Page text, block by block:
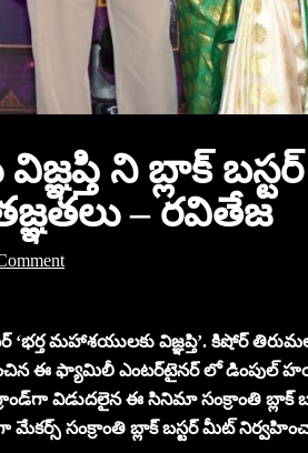
ని బ్లాక్ బస్టర్
– రవితేజ
మహాశయులకు విజ్ఞప్తి’. కిషోర్
ఈ ఫ్యామిలీ ఎంటర్‌టైనర్ లో డింపుల్
విడుదలైన ఈ సినిమా సంక్రాంతి బ్లాక్
సంక్రాంతి బ్లాక్ బస్టర్ మీట్